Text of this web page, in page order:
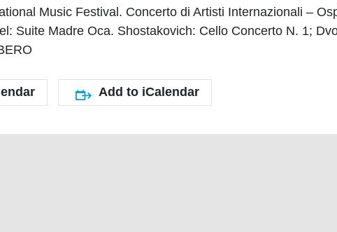
Music Festival. Concerto di Artisti Internazionali –
Suite Madre Oca. Shostakovich: Cello Concerto N. 1;
Add to iCalendar